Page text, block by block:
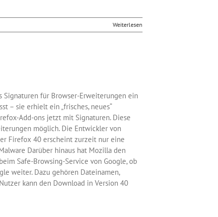
Weiterlesen
Signaturen für Browser-Erweiterungen ein
– sie erhielt ein „frisches, neues“
Add-ons jetzt mit Signaturen. Diese
möglich. Die Entwickler von
Firefox 40 erscheint zurzeit nur eine
Darüber hinaus hat Mozilla den
Safe-Browsing-Service von Google, ob
weiter. Dazu gehören Dateinamen,
kann den Download in Version 40